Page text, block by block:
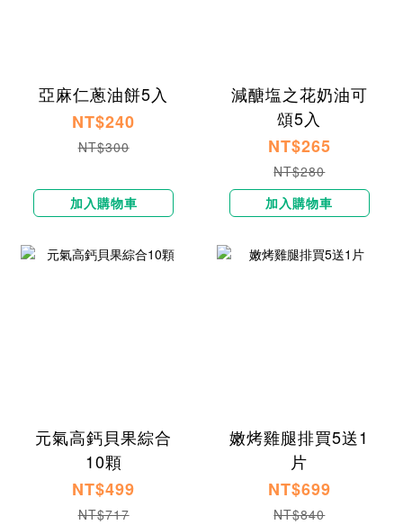
亞麻仁蔥油餅5入
NT$240
NT$300
加入購物車
減醣塩之花奶油可
頌5入
NT$265
NT$280
加入購物車
元氣高鈣貝果綜合
10顆
NT$499
NT$717
嫩烤雞腿排買5送1
片
NT$699
NT$840